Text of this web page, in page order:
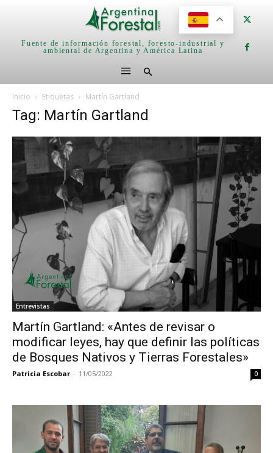
Fuente de información forestal, foresto-industrial y
ambiental de Argentina y América Latina
Inicio Etiquetas Martín Gartland
Tag: Martín Gartland
Entrevistas
Martín Gartland: «Antes de revisar o
modificar leyes, hay que definir las políticas
de Bosques Nativos y Tierras Forestales»
Patricia Escobar - 11/05/2022 0